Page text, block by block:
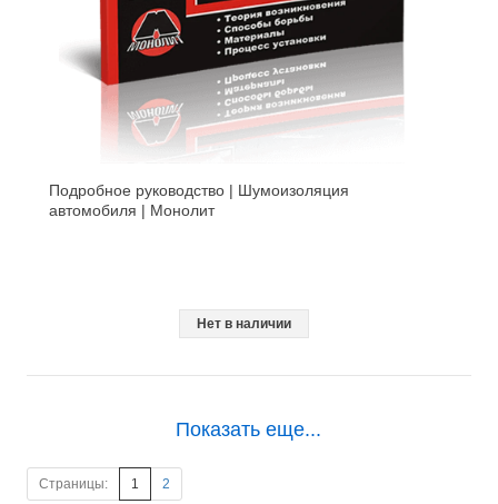
Подробное руководство | Шумоизоляция
автомобиля | Монолит
Нет в наличии
Показать еще...
Страницы: 1 2